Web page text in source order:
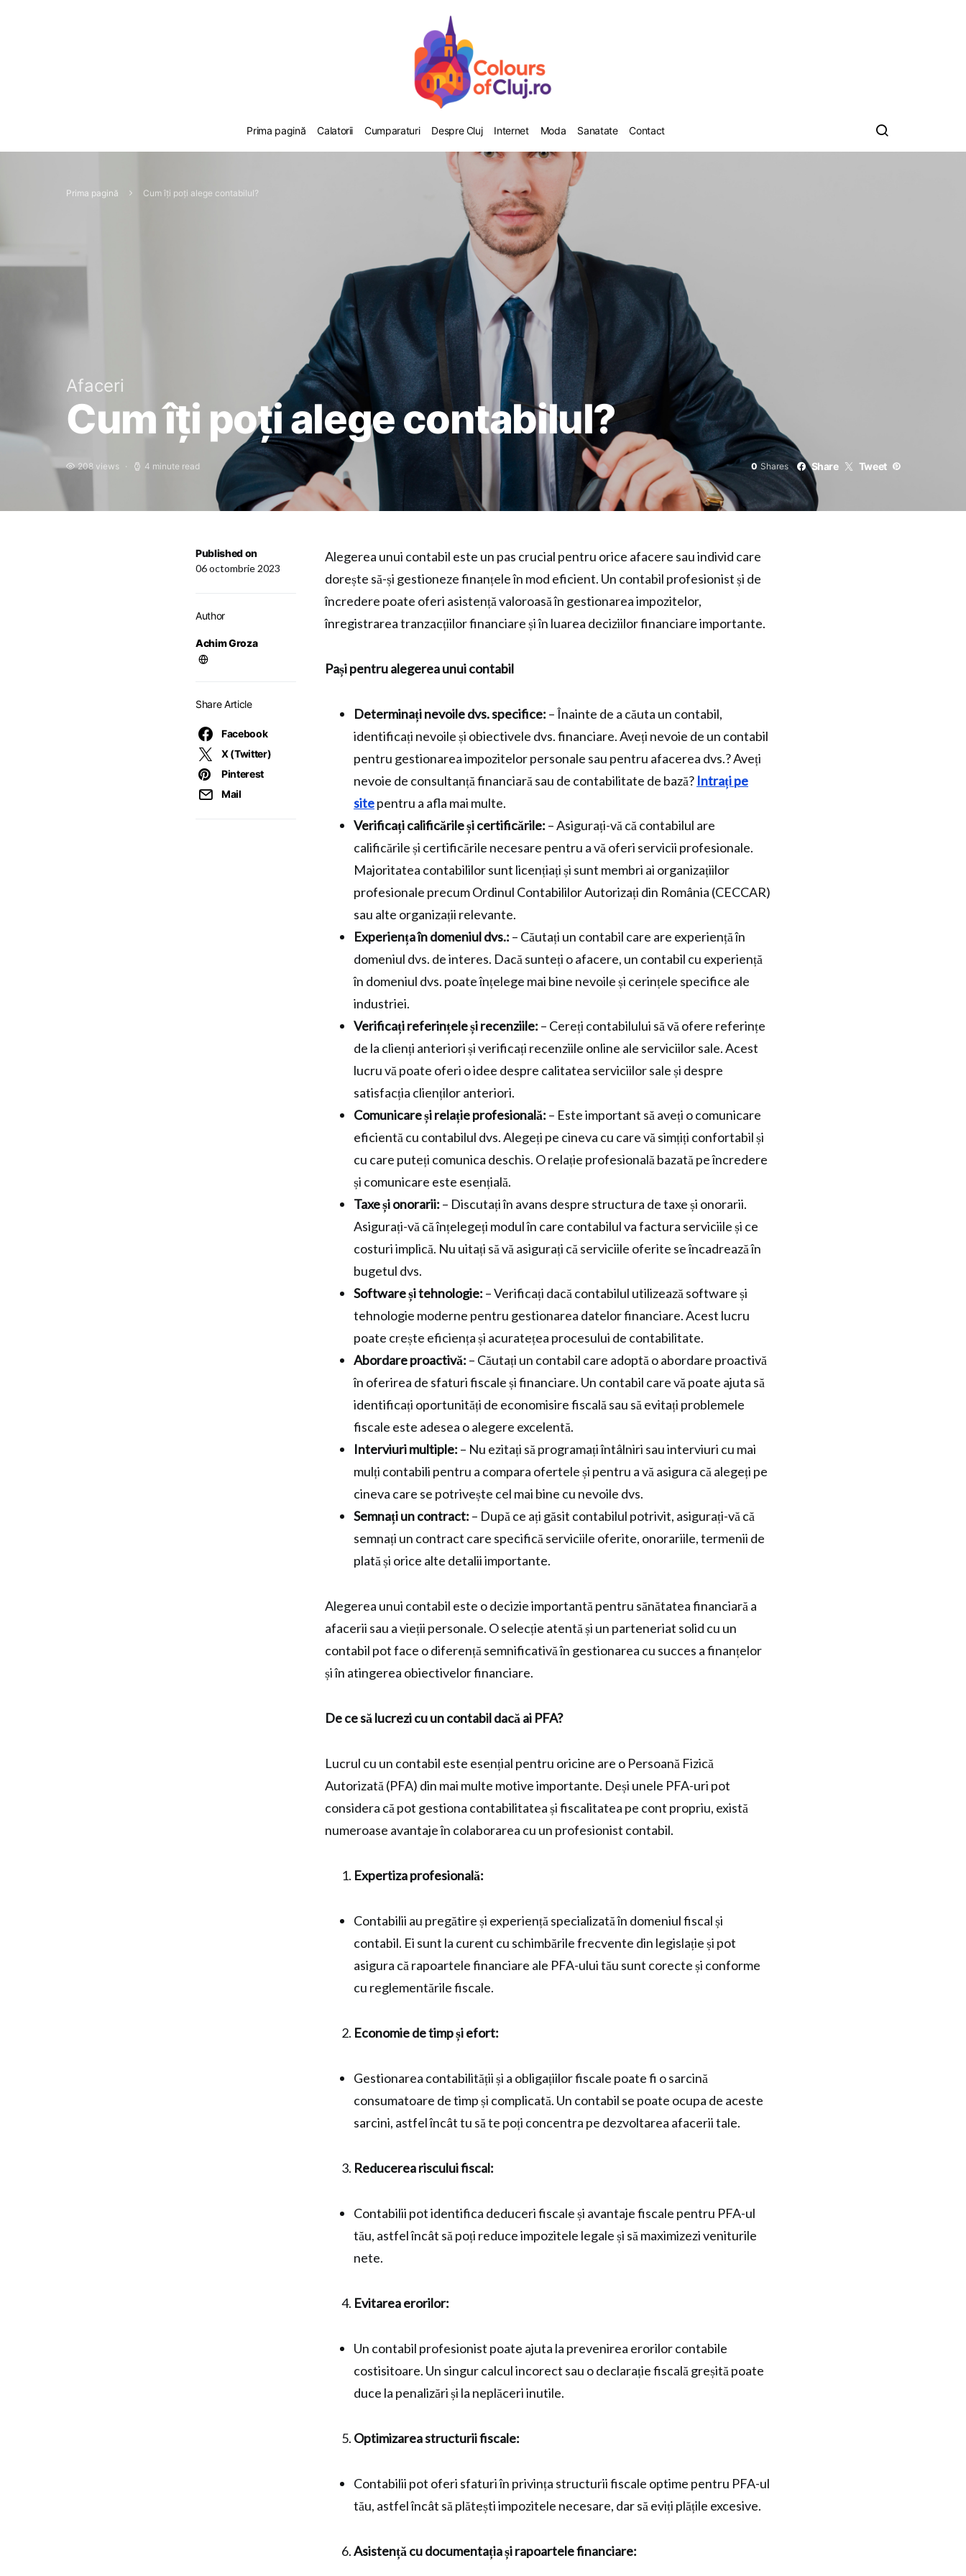
Prima pagină Calatorii Cumparaturi Despre Cluj Internet Moda Sanatate Contact
Prima pagină Cum îți poți alege contabilul?
Afaceri
Cum îți poți alege contabilul?
208 views 4 minute read 0 Shares Share Tweet
Published on
06 octombrie 2023
Author
Achim Groza
Share Article
Facebook
X (Twitter)
Pinterest
Mail
Alegerea unui contabil este un pas crucial pentru orice afacere sau individ care
dorește să-și gestioneze finanțele în mod eficient. Un contabil profesionist și de
încredere poate oferi asistență valoroasă în gestionarea impozitelor,
înregistrarea tranzacțiilor financiare și în luarea deciziilor financiare importante.
Pași pentru alegerea unui contabil
Determinați nevoile dvs. specifice: – Înainte de a căuta un contabil,
identificați nevoile și obiectivele dvs. financiare. Aveți nevoie de un contabil
pentru gestionarea impozitelor personale sau pentru afacerea dvs.? Aveți
nevoie de consultanță financiară sau de contabilitate de bază? Intrați pe
sitepentru a afla mai multe.
Verificați calificările și certificările: – Asigurați-vă că contabilul are
calificările și certificările necesare pentru a vă oferi servicii profesionale.
Majoritatea contabililor sunt licențiați și sunt membri ai organizațiilor
profesionale precum Ordinul Contabililor Autorizați din România (CECCAR)
sau alte organizații relevante.
Experiența în domeniul dvs.: – Căutați un contabil care are experiență în
domeniul dvs. de interes. Dacă sunteți o afacere, un contabil cu experiență
în domeniul dvs. poate înțelege mai bine nevoile și cerințele specifice ale
industriei.
Verificați referințele și recenziile: – Cereți contabilului să vă ofere referințe
de la clienți anteriori și verificați recenziile online ale serviciilor sale. Acest
lucru vă poate oferi o idee despre calitatea serviciilor sale și despre
satisfacția clienților anteriori.
Comunicare și relație profesională: – Este important să aveți o comunicare
eficientă cu contabilul dvs. Alegeți pe cineva cu care vă simțiți confortabil și
cu care puteți comunica deschis. O relație profesională bazată pe încredere
și comunicare este esențială.
Taxe și onorarii: – Discutați în avans despre structura de taxe și onorarii.
Asigurați-vă că înțelegeți modul în care contabilul va factura serviciile și ce
costuri implică. Nu uitați să vă asigurați că serviciile oferite se încadrează în
bugetul dvs.
Software și tehnologie: – Verificați dacă contabilul utilizează software și
tehnologie moderne pentru gestionarea datelor financiare. Acest lucru
poate crește eficiența și acuratețea procesului de contabilitate.
Abordare proactivă: – Căutați un contabil care adoptă o abordare proactivă
în oferirea de sfaturi fiscale și financiare. Un contabil care vă poate ajuta să
identificați oportunități de economisire fiscală sau să evitați problemele
fiscale este adesea o alegere excelentă.
Interviuri multiple: – Nu ezitați să programați întâlniri sau interviuri cu mai
mulți contabili pentru a compara ofertele și pentru a vă asigura că alegeți pe
cineva care se potrivește cel mai bine cu nevoile dvs.
Semnați un contract: – După ce ați găsit contabilul potrivit, asigurați-vă că
semnați un contract care specifică serviciile oferite, onorariile, termenii de
plată și orice alte detalii importante.
Alegerea unui contabil este o decizie importantă pentru sănătatea financiară a
afacerii sau a vieții personale. O selecție atentă și un parteneriat solid cu un
contabil pot face o diferență semnificativă în gestionarea cu succes a finanțelor
și în atingerea obiectivelor financiare.
De ce să lucrezi cu un contabil dacă ai PFA?
Lucrul cu un contabil este esențial pentru oricine are o Persoană Fizică
Autorizată (PFA) din mai multe motive importante. Deși unele PFA-uri pot
considera că pot gestiona contabilitatea și fiscalitatea pe cont propriu, există
numeroase avantaje în colaborarea cu un profesionist contabil.
Expertiza profesională:
Contabilii au pregătire și experiență specializată în domeniul fiscal și
contabil. Ei sunt la curent cu schimbările frecvente din legislație și pot
asigura că rapoartele financiare ale PFA-ului tău sunt corecte și conforme
cu reglementările fiscale.
Economie de timp și efort:
Gestionarea contabilității și a obligațiilor fiscale poate fi o sarcină
consumatoare de timp și complicată. Un contabil se poate ocupa de aceste
sarcini, astfel încât tu să te poți concentra pe dezvoltarea afacerii tale.
Reducerea riscului fiscal:
Contabilii pot identifica deduceri fiscale și avantaje fiscale pentru PFA-ul
tău, astfel încât să poți reduce impozitele legale și să maximizezi veniturile
nete.
Evitarea erorilor:
Un contabil profesionist poate ajuta la prevenirea erorilor contabile
costisitoare. Un singur calcul incorect sau o declarație fiscală greșită poate
duce la penalizări și la neplăceri inutile.
Optimizarea structurii fiscale:
Contabilii pot oferi sfaturi în privința structurii fiscale optime pentru PFA-ul
tău, astfel încât să plătești impozitele necesare, dar să eviți plățile excesive.
Asistență cu documentația și rapoartele financiare: